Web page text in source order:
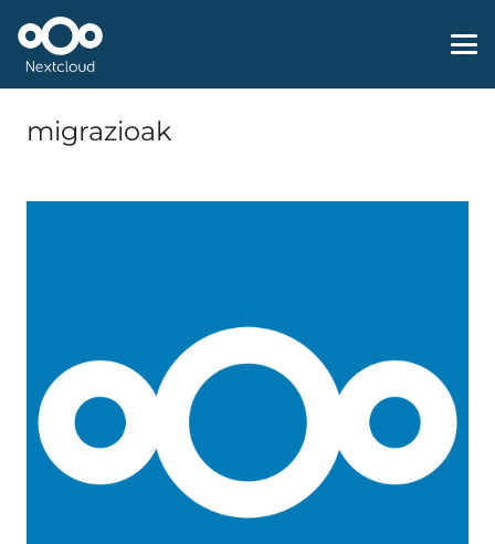
migrazioak